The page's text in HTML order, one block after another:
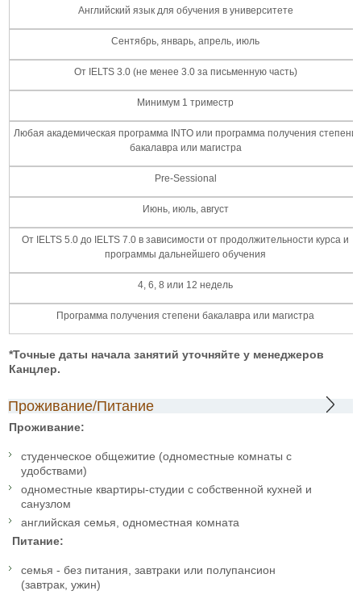
Английский язык для обучения в университете
Сентябрь, январь, апрель, июль
От IELTS 3.0 (не менее 3.0 за письменную часть)
Минимум 1 триместр
Любая академическая программа INTO или программа получения степени
бакалавра или магистра
Pre-Sessional
Июнь, июль, август
От IELTS 5.0 до IELTS 7.0 в зависимости от продолжительности курса и
программы дальнейшего обучения
4, 6, 8 или 12 недель
Программа получения степени бакалавра или магистра
*Точные даты начала занятий уточняйте у менеджеров
Канцлер.
Проживание/Питание
Проживание:
студенческое общежитие (одноместные комнаты с
удобствами)
одноместные квартиры-студии с собственной кухней и
санузлом
английская семья, одноместная комната
Питание:
семья - без питания, завтраки или полупансион
(завтрак, ужин)